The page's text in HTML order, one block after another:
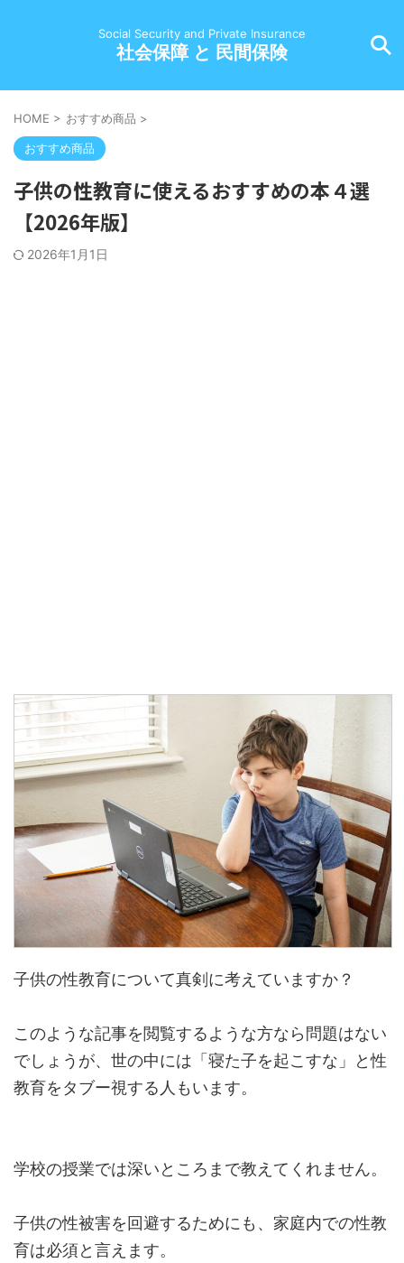
Social Security and Private Insurance
社会保障 と 民間保険
HOME > おすすめ商品 >
おすすめ商品
子供の性教育に使えるおすすめの本４選
【2026年版】
2026年1月1日
子供の性教育について真剣に考えていますか？
このような記事を閲覧するような方なら問題はない
でしょうが、世の中には「寝た子を起こすな」と性
教育をタブー視する人もいます。
学校の授業では深いところまで教えてくれません。
子供の性被害を回避するためにも、家庭内での性教
育は必須と言えます。